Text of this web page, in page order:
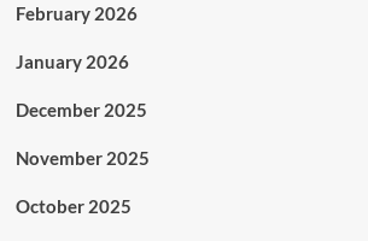
February 2026
January 2026
December 2025
November 2025
October 2025